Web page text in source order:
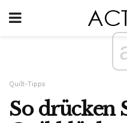
Quilt-Tipps
So drücken